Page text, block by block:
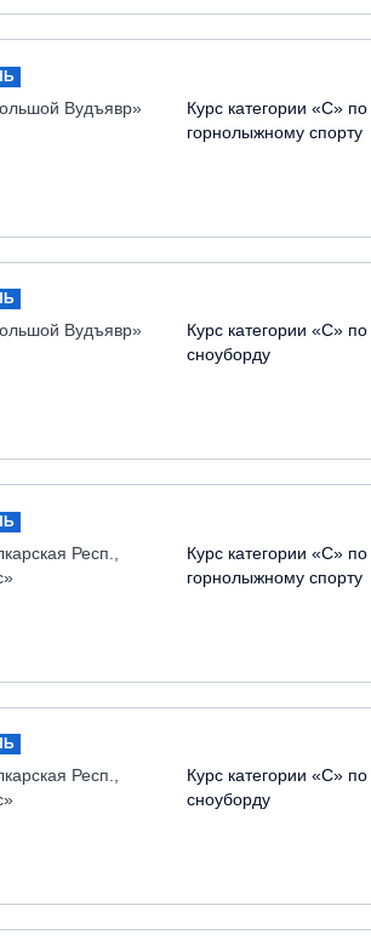
Вудъявр»
Курс категории «С» по
горнолыжному спорту
Вудъявр»
Курс категории «С» по
сноуборду
Респ.,
Курс категории «С» по
горнолыжному спорту
Респ.,
Курс категории «С» по
сноуборду